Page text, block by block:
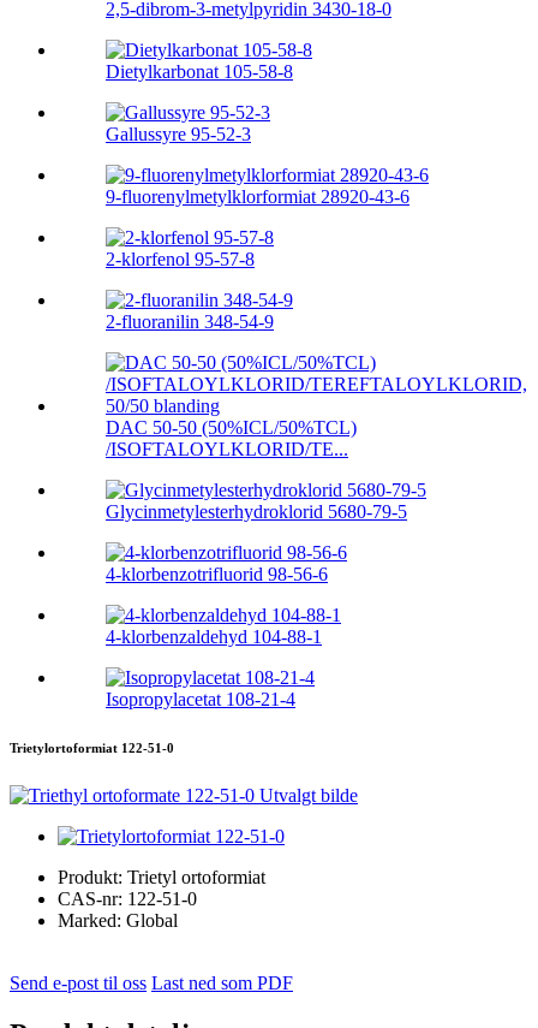
2,5-dibrom-3-metylpyridin 3430-18-0
Dietylkarbonat 105-58-8
Gallussyre 95-52-3
9-fluorenylmetylklorformiat 28920-43-6
2-klorfenol 95-57-8
2-fluoranilin 348-54-9
DAC 50-50 (50%ICL/50%TCL)
/ISOFTALOYLKLORID/TE...
Glycinmetylesterhydroklorid 5680-79-5
4-klorbenzotrifluorid 98-56-6
4-klorbenzaldehyd 104-88-1
Isopropylacetat 108-21-4
Trietylortoformiat 122-51-0
Produkt: Trietyl ortoformiat
CAS-nr: 122-51-0
Marked: Global
Send e-post til oss Last ned som PDF